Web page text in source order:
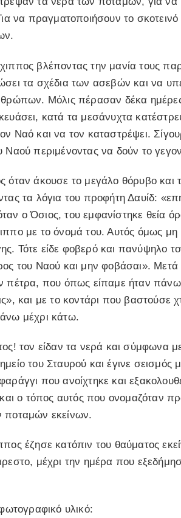
να πραγματοποιήσουν το
βλέποντας την μανία τους
τα σχέδια των ασεβών και να
Μόλις πέρασαν δέκα
κατά τα μεσάνυχτα
Ναό και να τον καταστρέψει.
Ναού περιμένοντας να δούν το
όταν άκουσε το μεγάλο θόρυβο
τα λόγια του προφήτη Δαυίδ:
ο Όσιος, του εμφανίστηκε θεία
με το όνομά του. Αυτός όμως
Τότε είδε φοβερό και πανύψηλο
του Ναού και μην φοβάσαι». Μετά
πέτρα, που όπως είπαμε ήταν πάνω
και με το κοντάρι που βαστούσε
μέχρι κάτω.
τον είδαν τα νερά και σύμφωνα
του Σταυρού και έγινε
που ανοίχτηκε και
και ο τόπος αυτός που ονομαζόταν
ποταμών εκείνων.
έζησε κατόπιν του θαύματος
μέχρι την ημέρα που
υλικό: